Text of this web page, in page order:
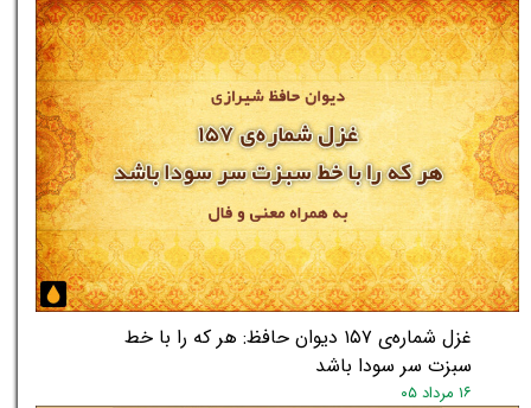
غزل شماره‌ی ۱۵۷ دیوان حافظ: هر که را با خط
سبزت سر سودا باشد
۱۶ مرداد ۰۵